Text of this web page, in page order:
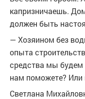
капризничаешь.
должен быть
— Хозяином без
опыта
средства мы будем
нам поможете? Или
Светлана